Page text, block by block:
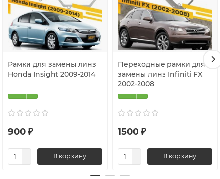
Рамки для замены линз
Honda Insight 2009-2014
900 ₽
В корзину
Переходные рамки для
замены линз Infiniti FX
2002-2008
1500 ₽
В корзину